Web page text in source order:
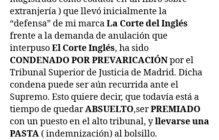
extranjería ) que llevó inicialmente la
“defensa” de mi marcaLa Corte del Inglés
frente a la demanda de anulación que
interpusoEl Corte Inglés, ha sido
CONDENADO POR PREVARICACIÓNpor el
Tribunal Superior de Justicia de Madrid. Dicha
condena puede ser aún recurrida ante el
Supremo. Esto quiere decir, que todavía está a
tiempo de quedarABSUELTO,serPREMIADO
con un puesto en el alto tribunal, yllevarse una
PASTA ( indemnización) al bolsillo.